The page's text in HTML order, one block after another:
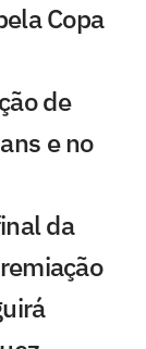
Copa
de
e no
da